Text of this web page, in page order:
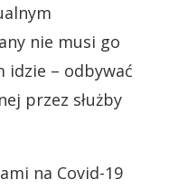
nie musi go
idzie – odbywać
przez służby
na Covid-19